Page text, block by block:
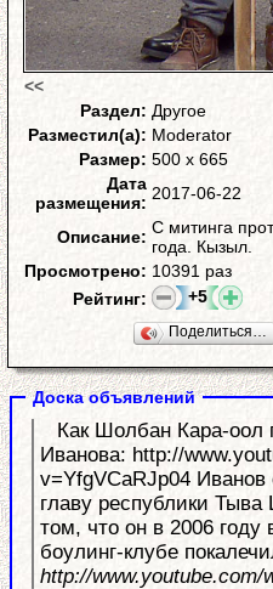
<<
Раздел: Другое
Разместил(а): Moderator
Размер: 500 x 665
Дата
размещения: 2017-06-22
Описание: С митинга
года. Кызыл.
Просмотрено: 10391 раз
Рейтинг:
+5
Поделиться…
Доска объявлений
Как Шолбан Кара-оол
Иванова: http://www.youtube.com/watch?
v=YfgVCaRJp04 Иванов обвиняет будущего
главу республики
том, что он в 2006 году
боулинг-клубе
http://www.youtube.com/